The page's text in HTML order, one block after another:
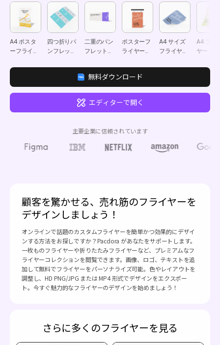
A4 ポスタ
ーフライヤ
ップ
四つ折りパ
ンフレット
プ
二重のパン
フレットモ
ポスターフ
ライヤーモ
A4 サイズ
フライヤー
ックアップ
A4 フラ
ヤーモ
無料ダウンロード
エディターで開く
主要企業に信頼されています
顧客を驚かせる、売れ筋のフライヤーを
デザインしましょう！
オンラインで話題のカスタムフライヤーを簡単かつ効果的にデザイ
ンする方法をお探しですか？Pacdora があなたをサポートします。
一枚ものフライヤーや折りたたみフライヤーなど、プレミアムなフ
ライヤーコレクションを閲覧できます。画像、ロゴ、テキストを追
加して無料でフライヤーをパーソナライズ可能。色やレイアウトを
調整し、HD PNG/JPG または MP4 形式でデザインをエクスポー
ト。今すぐ魅力的なフライヤーのデザインを始めましょう！
さらに多くのフライヤーを見る